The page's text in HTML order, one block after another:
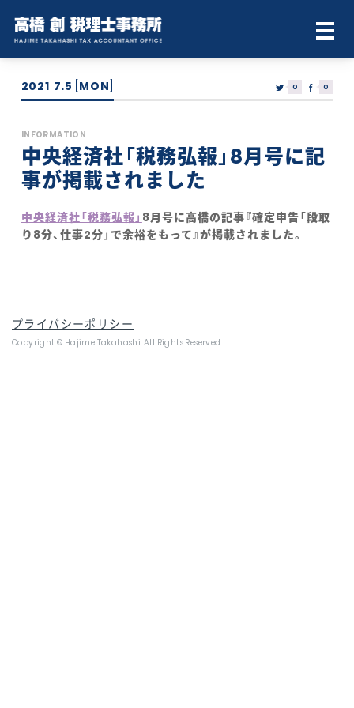
2021 7.5 MON 0 0
INFORMATION
中央経済社「税務弘報」8月号に記
事が掲載されました
中央経済社「税務弘報」 8月号に高橋の記事『確定申告「段取
り8分、仕事2分」で余裕をもって』が掲載されました。
プライバシーポリシー
Copyright © Hajime Takahashi. All Rights Reserved.